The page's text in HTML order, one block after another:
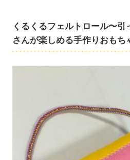
くるくるフェルトロール〜
さんが楽しめる手作りおもち